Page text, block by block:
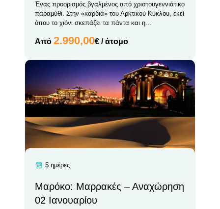
Ένας προορισμός βγαλμένος από χριστουγεννιάτικο
παραμύθι. Στην «καρδιά» του Αρκτικού Κύκλου, εκεί
όπου το χιόνι σκεπάζει τα πάντα και η...
Από 2.990,00€ / άτομο
5 ημέρες
Μαρόκο: Μαρρακές – Αναχώρηση
02 Ιανουαρίου